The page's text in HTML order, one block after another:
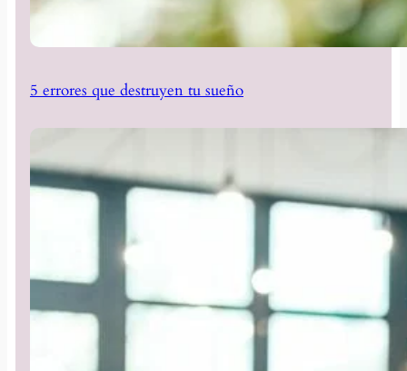
5 errores que destruyen tu sueño